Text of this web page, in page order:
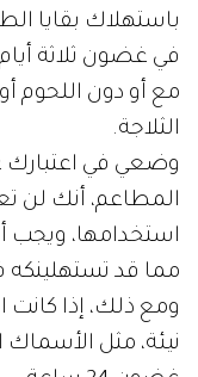
باستهلاك بقايا
في غضون ثلاثة
الثلاجة.
وضعي في اعتبارك
المطاعم، أنك لن
استخدامها، ويجب
ومع ذلك، إذا كانت
نيئة، مثل الأسماك